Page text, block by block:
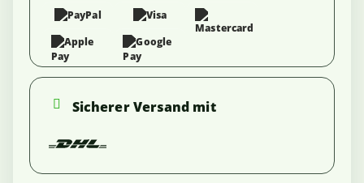
Sicherer Versand mit